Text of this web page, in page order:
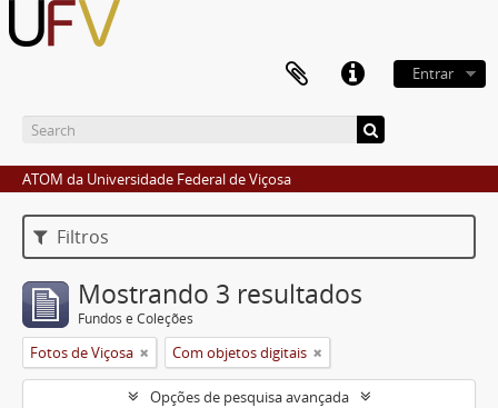
Entrar
ATOM da Universidade Federal de Viçosa
Filtros
Mostrando 3 resultados
Fundos e Coleções
Fotos de Viçosa Com objetos digitais
Opções de pesquisa avançada